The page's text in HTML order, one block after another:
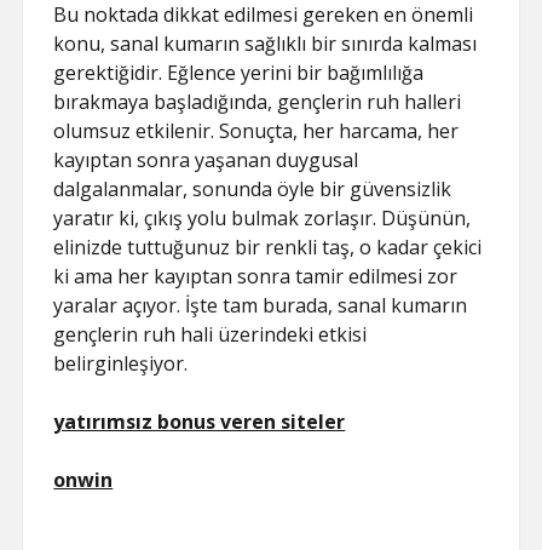
Bu noktada dikkat edilmesi gereken en önemli
konu, sanal kumarın sağlıklı bir sınırda kalması
gerektiğidir. Eğlence yerini bir bağımlılığa
bırakmaya başladığında, gençlerin ruh halleri
olumsuz etkilenir. Sonuçta, her harcama, her
kayıptan sonra yaşanan duygusal
dalgalanmalar, sonunda öyle bir güvensizlik
yaratır ki, çıkış yolu bulmak zorlaşır. Düşünün,
elinizde tuttuğunuz bir renkli taş, o kadar çekici
ki ama her kayıptan sonra tamir edilmesi zor
yaralar açıyor. İşte tam burada, sanal kumarın
gençlerin ruh hali üzerindeki etkisi
belirginleşiyor.
yatırımsız bonus veren siteler
onwin